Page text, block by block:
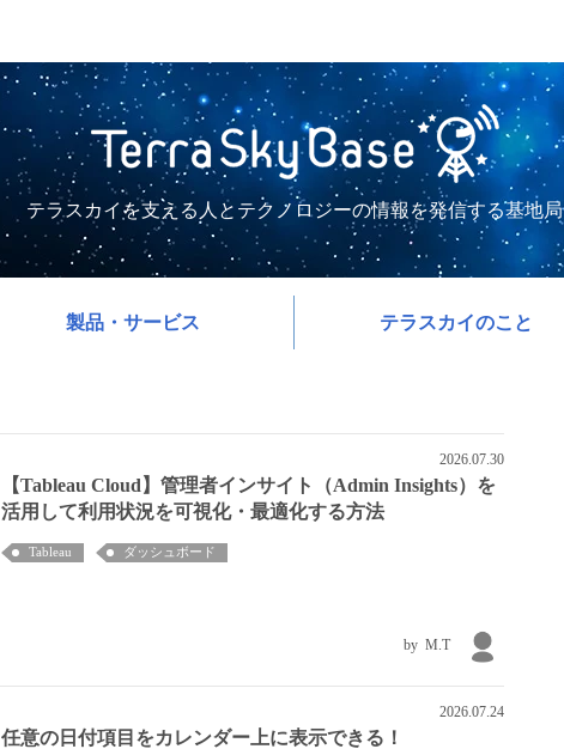
テラスカイを支える人とテクノロジーの情報を発信する基地局
製品・サービス テラスカイのこと
2026.07.30
【Tableau Cloud】管理者インサイト（Admin Insights）を
活用して利用状況を可視化・最適化する方法
Tableau ダッシュボード
M.T
2026.07.24
任意の日付項目をカレンダー上に表示できる！